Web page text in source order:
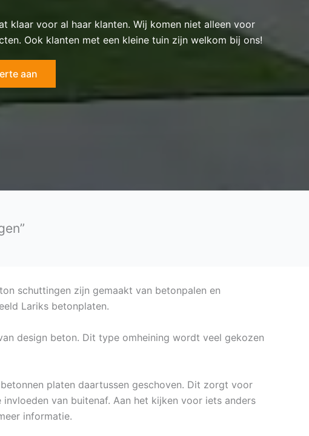
klaar voor al haar klanten. Wij komen niet alleen voor
Ook klanten met een kleine tuin zijn welkom bij ons!
aan
schuttingen zijn gemaakt van betonpalen en
Lariks betonplaten.
design beton. Dit type omheining wordt veel gekozen
platen daartussen geschoven. Dit zorgt voor
van buitenaf. Aan het kijken voor iets anders
informatie.